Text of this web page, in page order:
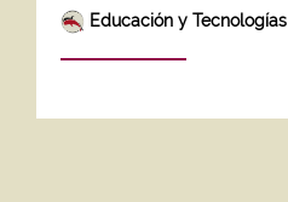
Educación y Tecnologías